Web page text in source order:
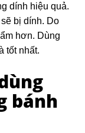
dính hiệu quả.
bị dính. Do
hơn. Dùng
tốt nhất.
bánh